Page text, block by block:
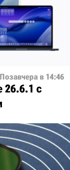
Позавчера в 14:46
26.6.1 с